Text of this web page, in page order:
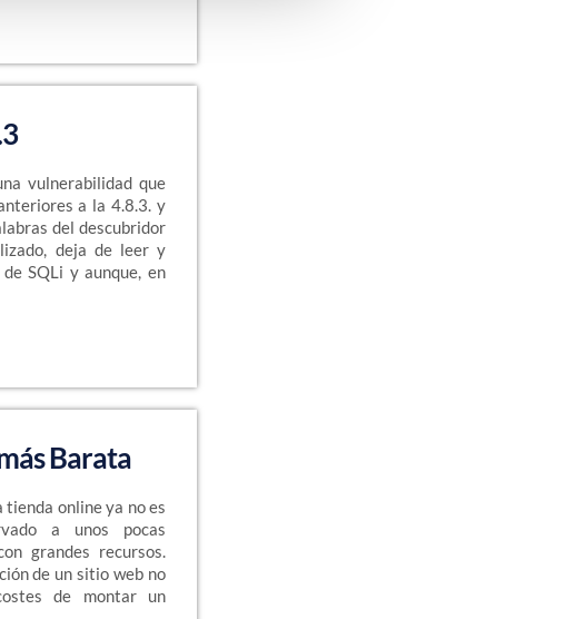
vulnerabilidad que
a la 4.8.3. y
del descubridor
deja de leer y
SQLi y aunque, en
Barata
tienda online ya no es
a unos pocas
grandes recursos.
de un sitio web no
de montar un